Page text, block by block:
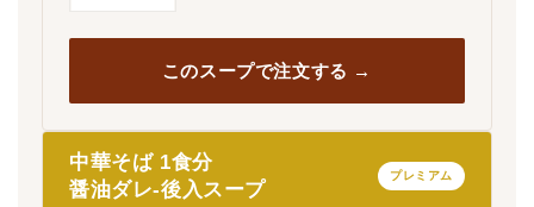
このスープで注文する →
中華そば 1食分
醤油ダレ-後入スープ
プレミアム